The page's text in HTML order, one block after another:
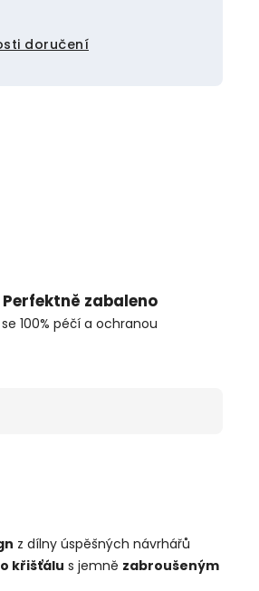
doručení
Perfektně zabaleno
se 100% péčí a ochranou
z dílny úspěšných návrhářů
křišťálu s jemně zabroušeným